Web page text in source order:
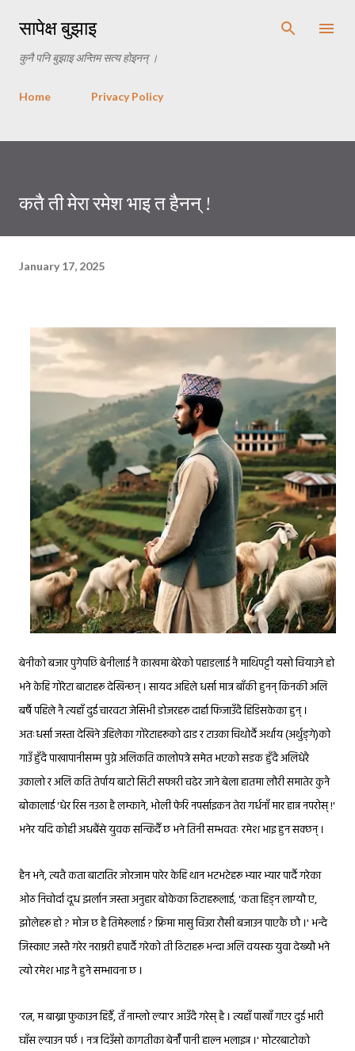
सापेक्ष बुझाइ
कुनै पनि बुझाइ अन्तिम सत्य होइनन् ।
Home Privacy Policy
कतै ती मेरा रमेश भाइ त हैनन् !
January 17, 2025
बेनीको बजार पुगेपछि बेनीलाई नै काखमा बेरेको पहाडलाई नै माथिपट्टी यसो चियाउने हो
भने केहि गोरेटा बाटाहरू देखिन्छन् । सायद अहिले धर्सा मात्र बाँकी हुनन् किनकी अलि
बर्षै पहिले नै त्यहाँ दुई चारवटा जेसिभी डोजरहरू दार्हा फिजाउँदै हिडिसकेका हुन् ।
अतःधर्सा जस्ता देखिने उहिलेका गोरेटाहरूको ढाड र टाउका चिथोर्दै अर्थाय (अर्थुङ्गे)को
गाउँ हुँदै पाखापानीसम्म पुग्ने अलिकति कालोपत्रे समेत भएको सडक हुँदै अलिधेरै
उकालो र अलि कति तेर्पाय बाटो सिटी सफारी चढेर जाने बेला हातमा लौरी समातेर कुनै
बोकालाई 'धेर रिस नउठा है लम्काने, भोली फेरि नपर्साइकन तेरा गर्धनाँ मार हान्न नपरोस् !'
भनेर यदि कोही अधबैंसे युवक सन्किदैँ छ भने तिनी सम्भवतः रमेश भाइ हुन सक्छन् ।
हैन भने, त्यतै कता बाटातिर जोरजाम पारेर केहि थान भटभटेहरू भ्यार भ्यार पार्दै गरेका
ओठ निचोर्दा दूध झर्लान जस्ता अनुहार बोकेका ठिटाहरूलाई, 'कता हिड्न लाग्यौ ए,
झोलेहरू हो ? मोज छ है तिमेरूलाई ? फ्रिमा मासु चिउरा रौसी बजाउन पाएकै छौ ।' भन्दै
जिस्काए जस्तै गरेर नराम्ररी हपार्दै गरेको ती ठिटाहरू भन्दा अलि वयस्क युवा देख्यौ भने
त्यो रमेश भाइ नै हुने सम्भावना छ ।
'रत्न, म बाख्रा फुकाउन हिडेँ, तँ नाम्लो ल्या'र आउँदै गरेस् है । त्यहाँ पाखाँ गएर दुई भारी
घाँस ल्याउन पर्छ । नत्र दिउँसो कागतीका बेर्नाँ पानी हाल्न भलाइन्न ।' मोटरबाटोको